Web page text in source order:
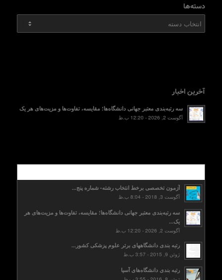
دسته‌ها
آخرین اخبار
سه رتبه‌بندی معتبر جهانی دانشگاه‌ها؛ مقایسه، تفاوت‌ها و مزیت‌های هر یک
آگوست 2, 2026 - 12:20 ب.ظ
آزمون تخصصی برخط انتخاب رشته- شماره پنج...
آگوست 3, 2018 - 8:04 ب.ظ
سه رتبه‌بندی معتبر جهانی دانشگاه‌ها؛ مقایسه، تفاوت‌ها و مزیت‌های هر
یک...
آگوست 2, 2026 - 12:20 ب.ظ
رتبه بندی دانشگاههای برتر علوم پزشکی کشور...
ژوئن 9, 2015 - 3:57 ب.ظ
رتبه بندی دانشگاه‌های آسیا